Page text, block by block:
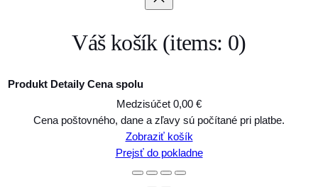
Váš košík (items: 0)
Produkty
Produkt Detaily Cena spolu
Medzisúčet 0,00 €
Cena poštovného, dane a zľavy sú počítané pri platbe.
Zobraziť košík
Prejsť do pokladne